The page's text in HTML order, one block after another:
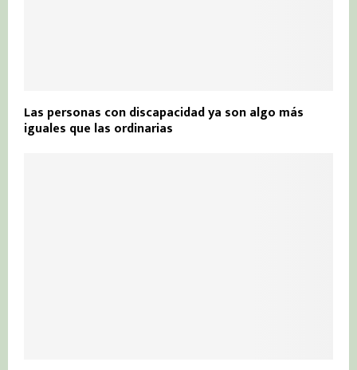
Las personas con discapacidad ya son algo más
iguales que las ordinarias